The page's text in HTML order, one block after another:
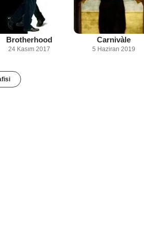
Brotherhood
24 Kasım 2017
Carnivàle
5 Haziran 2019